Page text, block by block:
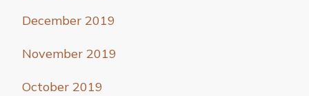
December 2019
November 2019
October 2019